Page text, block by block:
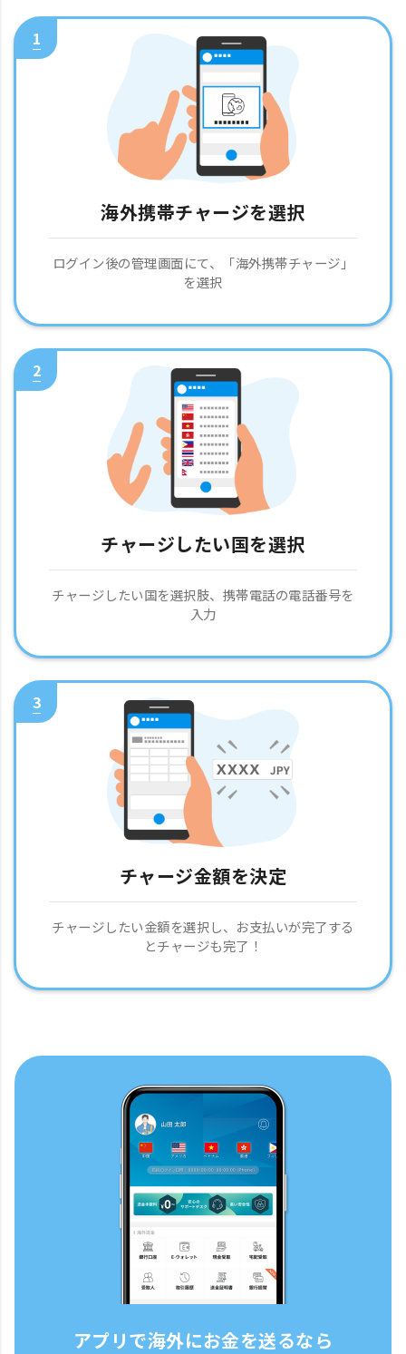
1
海外携帯チャージを選択
ログイン後の管理画面にて、「海外携帯チャージ」
を選択
2
チャージしたい国を選択
チャージしたい国を選択肢、携帯電話の電話番号を
入力
3
チャージ金額を決定
チャージしたい金額を選択し、お支払いが完了する
とチャージも完了！
アプリで海外にお金を送るなら